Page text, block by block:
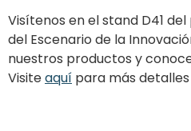
Visítenos en el stand D41
del Escenario de la
nuestros productos y
Visiteaquí para más detalles